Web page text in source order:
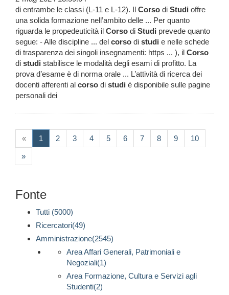
di entrambe le classi (L-11 e L-12). Il Corso di Studi offre
una solida formazione nell’ambito delle ... Per quanto
riguarda le propedeuticità il Corso di Studi prevede quanto
segue: - Alle discipline ... del corso di studi e nelle schede
di trasparenza dei singoli insegnamenti: https ... ), il Corso
di studi stabilisce le modalità degli esami di profitto. La
prova d’esame è di norma orale ... L’attività di ricerca dei
docenti afferenti al corso di studi è disponibile sulle pagine
personali dei
« 1 (current)
2 3 4 5 6 7 8 9 10
»
Fonte
Tutti (5000)
Ricercatori(49)
Amministrazione(2545)
Area Affari Generali, Patrimoniali e
Negoziali(1)
Area Formazione, Cultura e Servizi agli
Studenti(2)